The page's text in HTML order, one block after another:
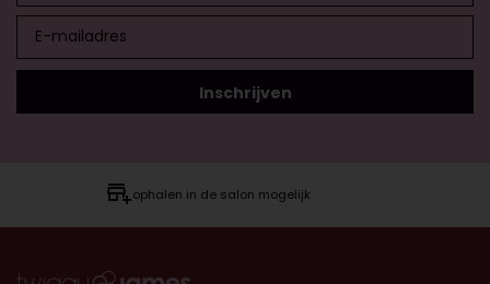
ophalen in de salon mogelijk